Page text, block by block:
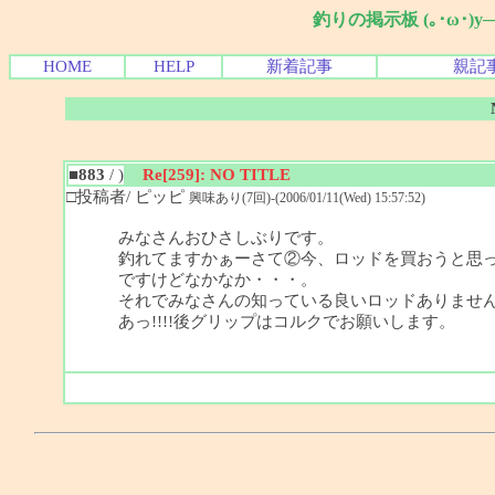
釣りの掲示板 (｡･ω･
HOME HELP 新着記事 親記
■883 / )
Re[259]: NO TITLE
□投稿者/ ピッピ 興味あり(7回)-(2006/01/11(Wed) 15:57:52)
みなさんおひさしぶりです。
釣れてますかぁーさて②今、ロッドを買おうと思
ですけどなかなか・・・。
それでみなさんの知っている良いロッドありません
あっ!!!!後グリップはコルクでお願いします。